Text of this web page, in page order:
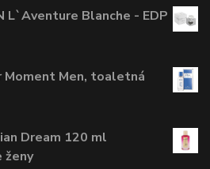
L`Aventure Blanche - EDP
Moment Men, toaletná
Dream 120 ml
ženy